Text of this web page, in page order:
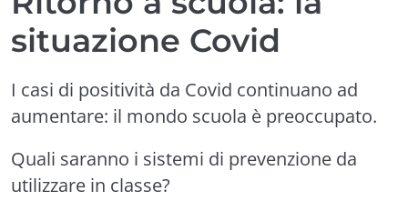
situazione Covid
I casi di positività da Covid continuano ad
aumentare: il mondo scuola è preoccupato.
Quali saranno i sistemi di prevenzione da
utilizzare in classe?